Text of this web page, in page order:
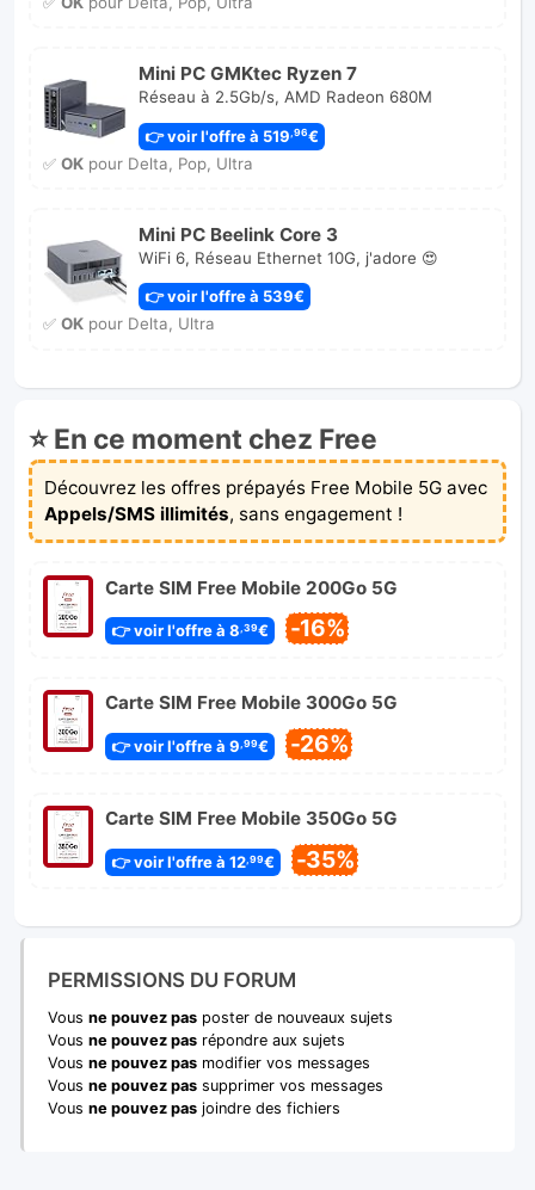
Mini PC GMKtec Ryzen 7
Réseau à 2.5Gb/s, AMD Radeon 680M
👉 voir l'offre à 519,96€
✅ OKpour Delta, Pop, Ultra
Mini PC Beelink Core 3
WiFi 6, Réseau Ethernet 10G, j'adore 😍
👉 voir l'offre à 539€
✅ OKpour Delta, Ultra
⭐ En ce moment chez Free
Découvrez les offres prépayés Free Mobile 5G avec
Appels/SMS illimités, sans engagement !
Carte SIM Free Mobile 200Go 5G
👉 voir l'offre à 8 ,39€ -16%
Carte SIM Free Mobile 300Go 5G
👉 voir l'offre à 9 ,99€ -26%
Carte SIM Free Mobile 350Go 5G
👉 voir l'offre à 12,99€ -35%
PERMISSIONS DU FORUM
Vous ne pouvez pas poster de nouveaux sujets
Vous ne pouvez pas répondre aux sujets
Vous ne pouvez pas modifier vos messages
Vous ne pouvez pas supprimer vos messages
Vous ne pouvez pas joindre des fichiers